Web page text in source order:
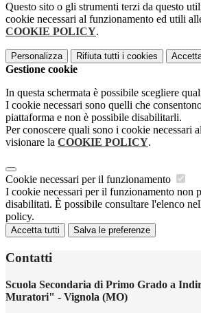
Questo sito o gli strumenti terzi da questo
cookie necessari al funzionamento ed utili
COOKIE POLICY.
Personalizza Rifiuta tutti i cookies
Gestione cookie
In questa schermata è possibile scegliere
I cookie necessari sono quelli che
piattaforma e non è possibile disabilitarli.
Per conoscere quali sono i cookie necessari
visionare la COOKIE POLICY.
Cookie necessari per il funzionamento
I cookie necessari per il funzionamento non
disabilitati. È possibile consultare l'elenco
policy.
Accetta tutti Salva le preferenze
Contatti
Scuola Secondaria di Primo Grado a
Muratori" - Vignola (MO)